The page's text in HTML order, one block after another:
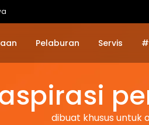
Pelaburan Servis
dibuat khusus untuk